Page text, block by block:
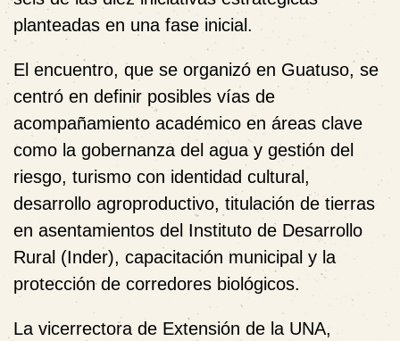
planteadas en una fase inicial.
El encuentro, que se organizó en Guatuso, se
centró en definir posibles vías de
acompañamiento académico en áreas clave
como la gobernanza del agua y gestión del
riesgo, turismo con identidad cultural,
desarrollo agroproductivo, titulación de tierras
en asentamientos del Instituto de Desarrollo
Rural (Inder), capacitación municipal y la
protección de corredores biológicos.
La vicerrectora de Extensión de la UNA,